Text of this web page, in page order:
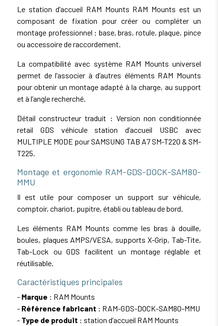
Le station d’accueil RAM Mounts RAM Mounts est un
composant de fixation pour créer ou compléter un
montage professionnel : base, bras, rotule, plaque, pince
ou accessoire de raccordement.
La compatibilité avec système RAM Mounts universel
permet de l’associer à d’autres éléments RAM Mounts
pour obtenir un montage adapté à la charge, au support
et à l’angle recherché.
Détail constructeur traduit : Version non conditionnée
retail GDS véhicule station d’accueil USBC avec
MULTIPLE MODE pour SAMSUNG TAB A7 SM-T220 & SM-
T225.
Montage et ergonomie RAM-GDS-DOCK-SAM80-
MMU
Il est utile pour composer un support sur véhicule,
comptoir, chariot, pupitre, établi ou tableau de bord.
Les éléments RAM Mounts comme les bras à douille,
boules, plaques AMPS/VESA, supports X-Grip, Tab-Tite,
Tab-Lock ou GDS facilitent un montage réglable et
réutilisable.
Caractéristiques principales
- Marque : RAM Mounts
- Référence fabricant : RAM-GDS-DOCK-SAM80-MMU
- Type de produit : station d’accueil RAM Mounts